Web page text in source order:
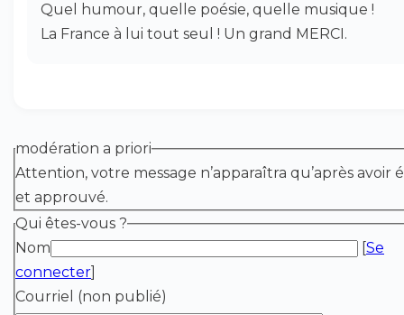
Quel humour, quelle poésie, quelle musique !
La France à lui tout seul ! Un grand MERCI.
modération a priori
Attention, votre message n’apparaîtra qu’après avoir
et approuvé.
Qui êtes-vous ?
Nom
[Se
connecter]
Courriel (non publié)